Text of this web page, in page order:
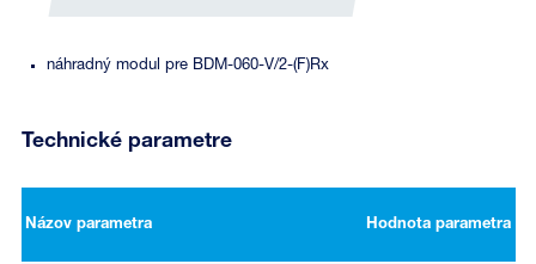
náhradný modul pre BDM-060-V/2-(F)Rx
Technické parametre
Názov parametra Hodnota parametra